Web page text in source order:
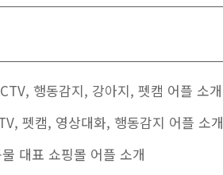
행동감지, 강아지, 펫캠 어플 소개
펫캠, 영상대화, 행동감지 어플 소개
대표 쇼핑몰 어플 소개